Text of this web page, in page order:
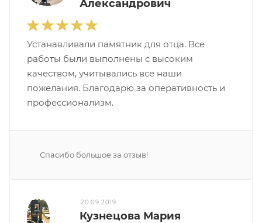
Александрович
Устанавливали памятник для отца. Все
работы были выполнены с высоким
качеством, учитывались все наши
пожелания. Благодарю за оперативность и
профессионализм.
Спасибо большое за отзыв!
20.09.2019
Кузнецова Мария